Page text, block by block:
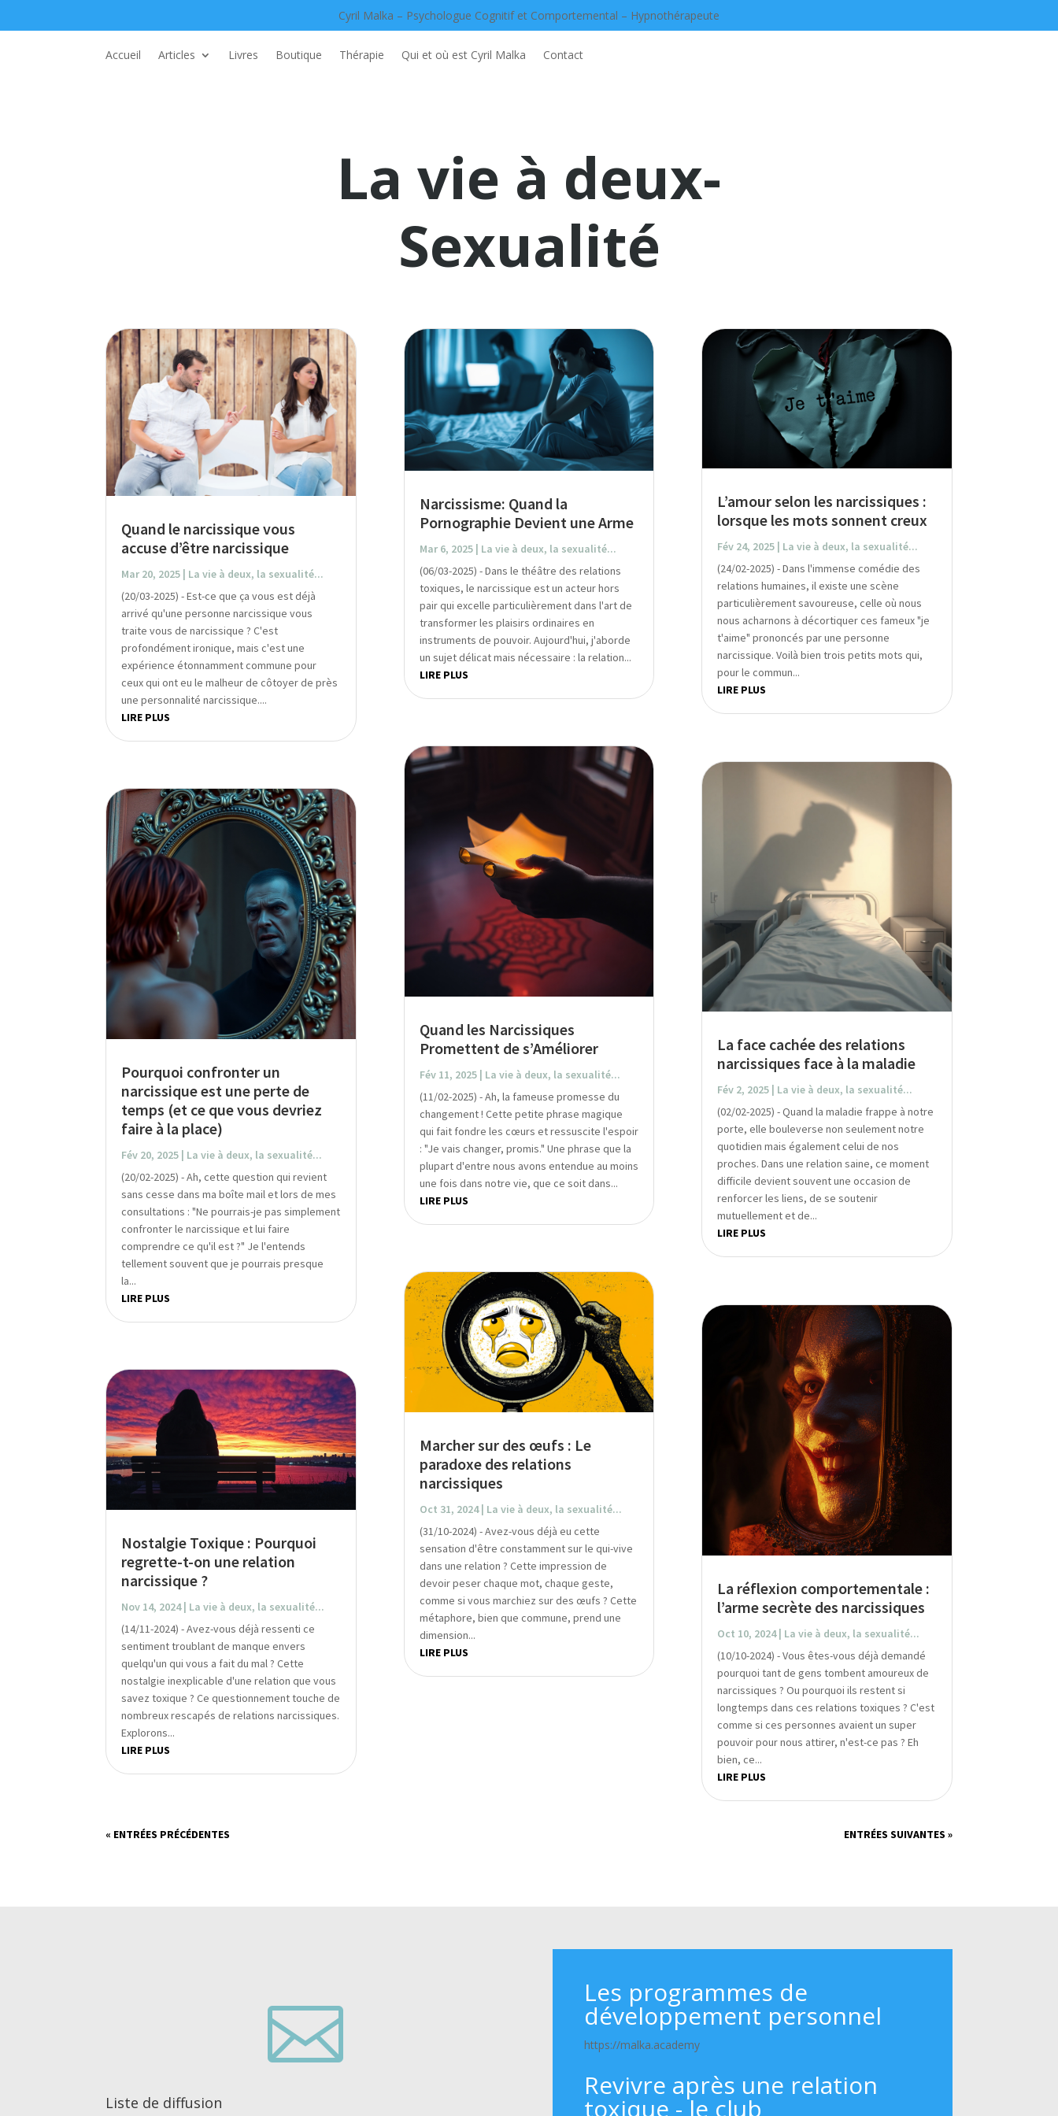
Cyril Malka – Psychologue Cognitif et Comportemental – Hypnothérapeute
Accueil Articles Livres Boutique Thérapie Qui et où est Cyril Malka Contact
La vie à deux-
Sexualité
Quand le narcissique vous
accuse d’être narcissique
Mar 20, 2025 | La vie à deux, la sexualité...
(20/03-2025) - Est-ce que ça vous est déjà
arrivé qu'une personne narcissique vous
traite vous de narcissique ? C'est
profondément ironique, mais c'est une
expérience étonnamment commune pour
ceux qui ont eu le malheur de côtoyer de près
une personnalité narcissique....
LIRE PLUS
Pourquoi confronter un
narcissique est une perte de
temps (et ce que vous devriez
faire à la place)
Fév 20, 2025 | La vie à deux, la sexualité...
(20/02-2025) - Ah, cette question qui revient
sans cesse dans ma boîte mail et lors de mes
consultations : "Ne pourrais-je pas simplement
confronter le narcissique et lui faire
comprendre ce qu'il est ?" Je l'entends
tellement souvent que je pourrais presque
la...
LIRE PLUS
Nostalgie Toxique : Pourquoi
regrette-t-on une relation
narcissique ?
Nov 14, 2024| La vie à deux, la sexualité...
(14/11-2024) - Avez-vous déjà ressenti ce
sentiment troublant de manque envers
quelqu'un qui vous a fait du mal ? Cette
nostalgie inexplicable d'une relation que vous
savez toxique ? Ce questionnement touche de
nombreux rescapés de relations narcissiques.
Explorons...
LIRE PLUS
Narcissisme: Quand la
Pornographie Devient une Arme
Mar 6, 2025| La vie à deux, la sexualité...
(06/03-2025) - Dans le théâtre des relations
toxiques, le narcissique est un acteur hors
pair qui excelle particulièrement dans l'art de
transformer les plaisirs ordinaires en
instruments de pouvoir. Aujourd'hui, j'aborde
un sujet délicat mais nécessaire : la relation...
LIRE PLUS
Quand les Narcissiques
Promettent de s’Améliorer
Fév 11, 2025| La vie à deux, la sexualité...
(11/02-2025) - Ah, la fameuse promesse du
changement ! Cette petite phrase magique
qui fait fondre les cœurs et ressuscite l'espoir
: "Je vais changer, promis." Une phrase que la
plupart d'entre nous avons entendue au moins
une fois dans notre vie, que ce soit dans...
LIRE PLUS
Marcher sur des œufs : Le
paradoxe des relations
narcissiques
Oct 31, 2024| La vie à deux, la sexualité...
(31/10-2024) - Avez-vous déjà eu cette
sensation d'être constamment sur le qui-vive
dans une relation ? Cette impression de
devoir peser chaque mot, chaque geste,
comme si vous marchiez sur des œufs ? Cette
métaphore, bien que commune, prend une
dimension...
LIRE PLUS
L’amour selon les narcissiques :
lorsque les mots sonnent creux
Fév 24, 2025| La vie à deux, la sexualité...
(24/02-2025) - Dans l'immense comédie des
relations humaines, il existe une scène
particulièrement savoureuse, celle où nous
nous acharnons à décortiquer ces fameux "je
t'aime" prononcés par une personne
narcissique. Voilà bien trois petits mots qui,
pour le commun...
LIRE PLUS
La face cachée des relations
narcissiques face à la maladie
Fév 2, 2025| La vie à deux, la sexualité...
(02/02-2025) - Quand la maladie frappe à notre
porte, elle bouleverse non seulement notre
quotidien mais également celui de nos
proches. Dans une relation saine, ce moment
difficile devient souvent une occasion de
renforcer les liens, de se soutenir
mutuellement et de...
LIRE PLUS
La réflexion comportementale :
l’arme secrète des narcissiques
Oct 10, 2024| La vie à deux, la sexualité...
(10/10-2024) - Vous êtes-vous déjà demandé
pourquoi tant de gens tombent amoureux de
narcissiques ? Ou pourquoi ils restent si
longtemps dans ces relations toxiques ? C'est
comme si ces personnes avaient un super
pouvoir pour nous attirer, n'est-ce pas ? Eh
bien, ce...
LIRE PLUS
« ENTRÉES PRÉCÉDENTES ENTRÉES SUIVANTES »

Liste de diffusion
Les programmes de
développement personnel
https://malka.academy
Revivre après une relation
toxique - le club